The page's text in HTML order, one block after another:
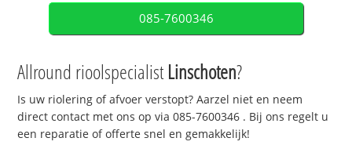
085-7600346
Allround rioolspecialistLinschoten?
Is uw riolering of afvoer verstopt? Aarzel niet en neem
direct contact met ons op via085-7600346 . Bij ons regelt u
een reparatie of offerte snel en gemakkelijk!